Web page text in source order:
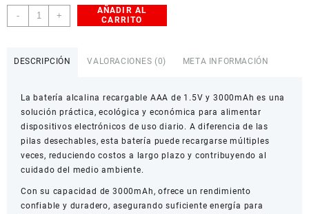
-
Batería
Alcalina
cantidad
+
AÑADIR AL
CARRITO
DESCRIPCIÓN VALORACIONES (0) META INFORMACIÓN
La batería alcalina recargable AAA de 1.5V y 3000mAh es una
solución práctica, ecológica y económica para alimentar
dispositivos electrónicos de uso diario. A diferencia de las
pilas desechables, esta batería puede recargarse múltiples
veces, reduciendo costos a largo plazo y contribuyendo al
cuidado del medio ambiente.
Con su capacidad de 3000mAh, ofrece un rendimiento
confiable y duradero, asegurando suficiente energía para